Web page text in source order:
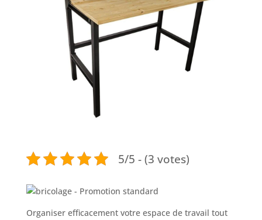
5/5 - (3 votes)
Organiser efficacement votre espace de travail tout